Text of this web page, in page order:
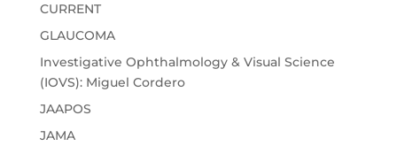
CURRENT
GLAUCOMA
Investigative Ophthalmology & Visual Science
(IOVS): Miguel Cordero
JAAPOS
JAMA